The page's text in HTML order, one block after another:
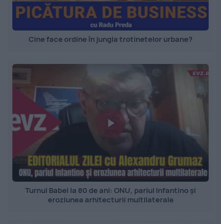
Cine face ordine în jungla trotinetelor urbane?
Turnul Babel la 80 de ani: ONU, pariul Infantino și
eroziunea arhitecturii multilaterale